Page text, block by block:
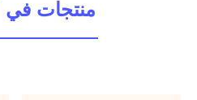
استشارة وتحليل من أجل
منتجات في